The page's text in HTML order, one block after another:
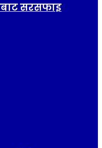
सरसफाइ